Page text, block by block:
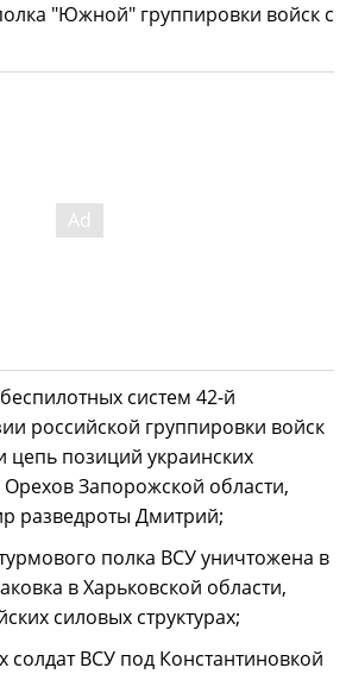
"Южной" группировки войск с
систем 42-й
российской группировки войск
позиций украинских
Запорожской области,
разведроты Дмитрий;
полка ВСУ уничтожена в
в Харьковской области,
силовых структурах;
солдат ВСУ под Константиновкой